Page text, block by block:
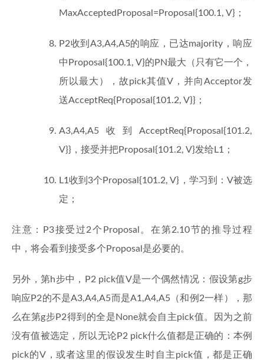
MaxAcceptedProposal=Proposal{100.1, V}；
P2收到A3,A4,A5的响应，已达majority，响应
中Proposal{100.1, V}的PN最大（只有它一个，
所以最大），故pick其值V，并向Acceptor发
送AcceptReq{Proposal{101.2, V}}；
A3,A4,A5收到AcceptReq{Proposal{101.2,
V}}，接受并把Proposal{101.2, V}发给L1；
L1收到3个Proposal{101.2, V}，学习到：V被选
定；
注意：P3接受过2个Proposal。在第2.10节的推导过程
中，将会看到接受多个Proposal是必要的。
另外，第h步中，P2 pick值V是一个偶然情况：假设第g步
响应P2的不是A3,A4,A5而是A1,A4,A5（和例2一样），那
么在第g步P2得到的全是None就会自主pick值。因为之前
没有值被选定，所以无论P2 pick什么值都是正确的：本例
pick的V，或者这里的假设发生时自主pick值，都是正确